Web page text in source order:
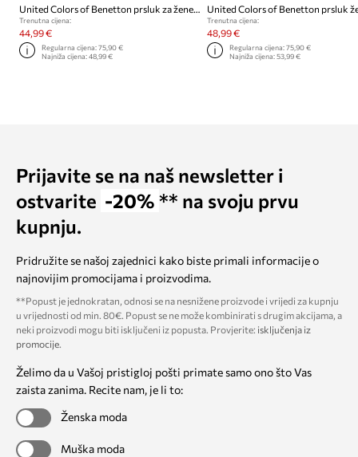
United Colors of Benetton prsluk za žene s lanom
Trenutna cijena:
44,99 €
Regularna cijena:75,90 €
Najniža cijena:48,99 €
Trenutna cijena:
48,99 €
Regularna cijena: 75,90 €
Najniža cijena: 53,99 €
Prijavite se na naš newsletter i
ostvarite -20% ** na svoju prvu
kupnju.
Pridružite se našoj zajednici kako biste primali informacije o
najnovijim promocijama i proizvodima.
**Popust je jednokratan, odnosi se na nesnižene proizvode i vrijedi za kupnju
u vrijednosti od min. 80€. Popust se ne može kombinirati s drugim akcijama, a
neki proizvodi mogu biti isključeni iz popusta. Provjerite: isključenja iz
promocije.
Želimo da u Vašoj pristigloj pošti primate samo ono što Vas
zaista zanima. Recite nam, je li to:
Ženska moda
Muška moda